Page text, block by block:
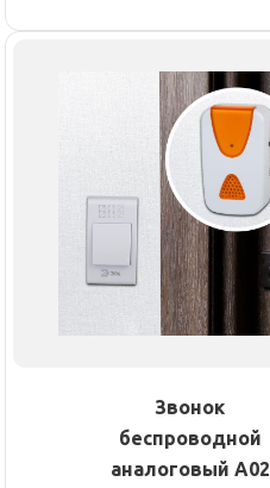
Звонок
беспроводной
аналоговый A02